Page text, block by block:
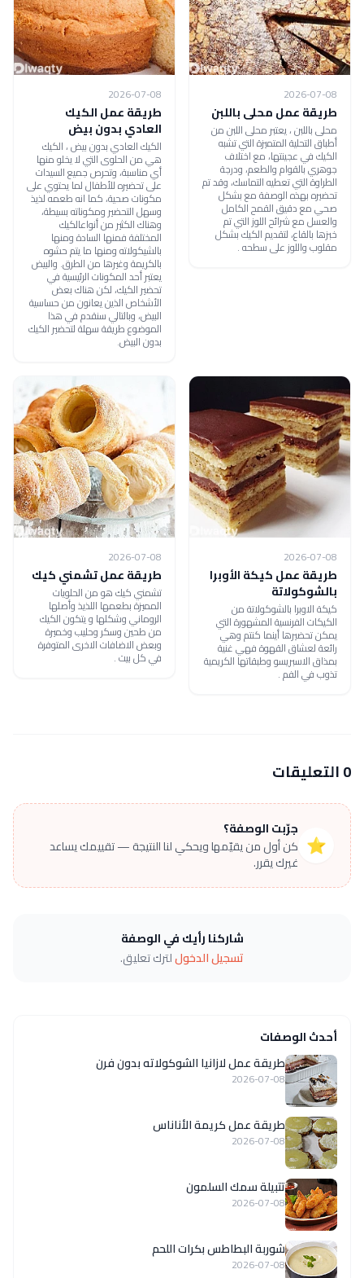
2026-07-08
طريقة عمل محلى باللبن
محلى باللبن ، يعتبر محلى اللبن من
أطباق التحلية المتميزة التي تشبه
الكيك في عجينتها، مع اختلاف
جوهري بالقوام والطعم، ودرجة
الطراوة التي تعطيه التماسك، وقد تم
تحضيره بهذه الوصفة مع بشكل
صحي مع دقيق القمح الكامل
والعسل مع شرائح اللوز التي تم
خبزها بالقاع، لتقديم الكيك بشكل
مقلوب واللوز على سطحه .
2026-07-08
طريقة عمل الكيك
العادي بدون بيض
الكيك العادي بدون بيض ، الكيك
هي من الحلوى التي لا يخلو منها
أي مناسبة، وتحرص جميع السيدات
على تحضيره للأطفال لما يحتوي على
مكونات صحية، كما انه طعمه لذيذ
وسهل التحضير ومكوناته بسيطة،
وهناك الكثير من أنواعالكيك
المختلفة فمنها السادة ومنها
بالشيكولاته ومنها ما يتم حشوه
بالكريمة وغيرها من الطرق. والبيض
يعتبر أحد المكونات الرئيسية في
تحضير الكيك، لكن هناك بعض
الأشخاص الذين يعانون من حساسية
البيض، وبالتالي سنقدم في هذا
الموضوع طريقة سهلة لتحضير الكيك
بدون البيض.
2026-07-08
طريقة عمل كيكة الأوبرا
بالشوكولاتة
كيكة الاوبرا بالشوكولاتة من
الكيكات الفرنسية المشهورة التي
يمكن تحضيرها أينما كنتم وهي
رائعة لعشاق القهوة فهي غنية
بمذاق الاسبريسو وطبقاتها الكريمية
تذوب في الفم .
2026-07-08
طريقة عمل تشمني كيك
تشمني كيك هو من الحلويات
المميزة بطعمها اللذيذ وأصلها
الروماني وشكلها و يتكون الكيك
من طحين وسكر وحليب وخميرة
وبعض الاضافات الاخرى المتوفرة
في كل بيت .
0 التعليقات
⭐
جرّبت الوصفة؟
كن أول من يقيّمها ويحكي لنا النتيجة — تقييمك يساعد
غيرك يقرر.
شاركنا رأيك في الوصفة
تسجيل الدخوللترك تعليق.
أحدث الوصفات
طريقة عمل لازانيا الشوكولاته بدون فرن
2026-07-08
طريقة عمل كريمة الأناناس
2026-07-08
تتبيلة سمك السلمون
2026-07-08
شوربة البطاطس بكرات اللحم
2026-07-08